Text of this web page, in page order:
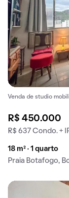
Venda de studio
R$ 450.000
R$ 637 Condo. +
18 m² · 1 quarto
Praia Botafogo,